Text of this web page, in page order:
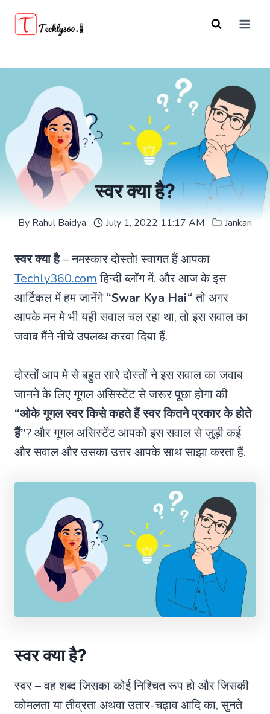
स्वर क्या है?
By Rahul Baidya July 1, 2022 11:17 AM Jankari
स्वर क्या है– नमस्कार दोस्तो! स्वागत हैं आपका
Techly360.comहिन्दी ब्लॉग में. और आज के इस
आर्टिकल में हम जानेंगे“Swar Kya Hai“तो अगर
आपके मन मे भी यही सवाल चल रहा था, तो इस सवाल का
जवाब मैंने नीचे उपलब्ध करवा दिया हैं.
दोस्तों आप मे से बहुत सारे दोस्तों ने इस सवाल का जवाब
जानने के लिए गूगल असिस्टेंट से जरूर पूछा होगा की
“ओके गूगल स्वर किसे कहते हैं स्वर कितने प्रकार के होते
हैं”? और गूगल असिस्टेंट आपको इस सवाल से जुड़ी कई
और सवाल और उसका उत्तर आपके साथ साझा करता हैं.
स्वर क्या है?
स्वर – वह शब्द जिसका कोई निश्चित रूप हो और जिसकी
कोमलता या तीव्रता अथवा उतार-चढ़ाव आदि का, सुनते